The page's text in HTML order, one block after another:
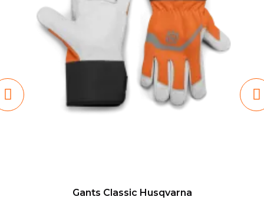
Gants Classic Husqvarna